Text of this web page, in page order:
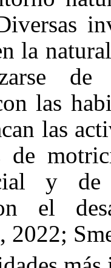
la
las
las
de
y
el
2022;